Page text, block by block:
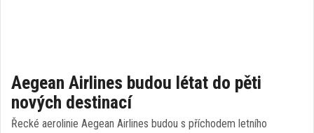
Aegean Airlines budou létat do pěti
nových destinací
Řecké aerolinie Aegean Airlines budou s příchodem letního